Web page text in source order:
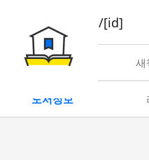
book/rent/[id]
대여 새
도서정보